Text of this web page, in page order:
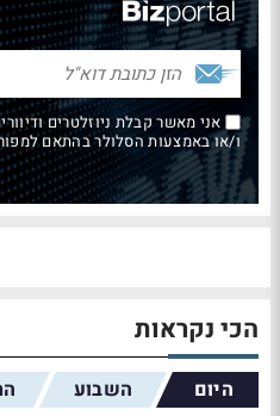
אני מאשר קבלת ניוזלטרים
ו/או באמצעות הסלולר בהתאם למפורט בסעיף 10
הכי נקראות
היום השבוע